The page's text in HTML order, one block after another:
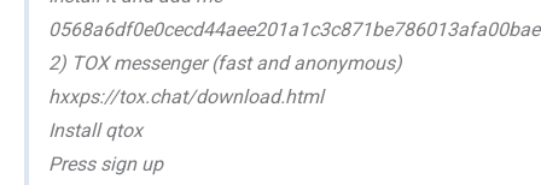
2) TOX messenger (fast and anonymous)
hxxps://tox.chat/download.html
Install qtox
Press sign up